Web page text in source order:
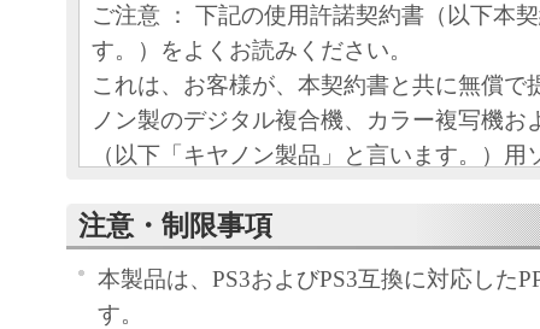
ご注意 ： 下記の使用許諾契約書（以下本
す。）をよくお読みください。
これは、お客様が、本契約書と共に無償で
ノン製のデジタル複合機、カラー複写機お
（以下「キヤノン製品」と言います。）用
以下「本ソフトウェア」と言います。）を
す。）との間の契約書です。
注意・制限事項
本製品は、PS3およびPS3互換に対応した
す。